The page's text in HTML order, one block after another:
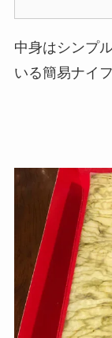
中身はシンプ
いる簡易ナイ